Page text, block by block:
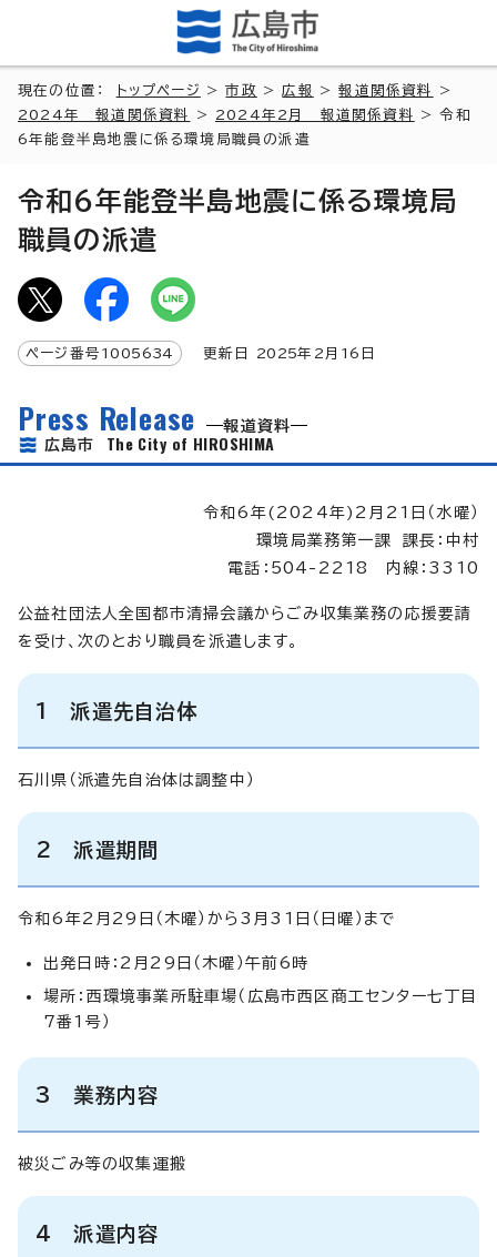
現在の位置： トップページ >市政 >広報 >報道関係資料
>
2024年 報道関係資料
> 2024年2月 報道関係資料
> 令和
6年能登半島地震に係る環境局職員の派遣
令和6年能登半島地震に係る環境局
職員の派遣
ページ番号 1005634 更新日 2025年2月 16 日
Press Release
報道資料
広島市 The City of HIROSHIMA
令和6年(2024年)2月21日（水曜）
環境局業務第一課 課長：中村
電話：504-2218 内線：3310
公益社団法人全国都市清掃会議からごみ収集業務の応援要請
を受け、次のとおり職員を派遣します。
1 派遣先自治体
石川県（派遣先自治体は調整中）
2 派遣期間
令和6年2月29日（木曜）から3月31日（日曜）まで
出発日時：2月29日（木曜）午前6時
場所：西環境事業所駐車場（広島市西区商工センター七丁目
7番1号）
3 業務内容
被災ごみ等の収集運搬
4 派遣内容